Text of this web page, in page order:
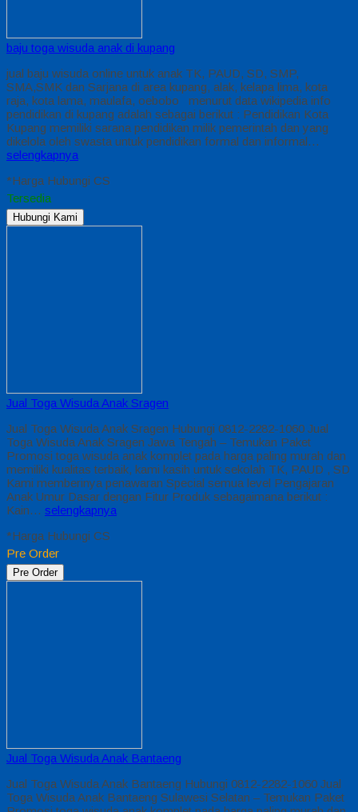
baju toga wisuda anak di kupang
jual baju wisuda online untuk anak TK, PAUD, SD, SMP,
SMA,SMK dan Sarjana di area kupang, alak, kelapa lima, kota
raja, kota lama, maulafa, oebobo menurut data wikipedia info
pendidikan di kupang adalah sebagai berikut : Pendidikan Kota
Kupang memiliki sarana pendidikan milik pemerintah dan yang
dikelola oleh swasta untuk pendidikan formal dan informal…
selengkapnya
*Harga Hubungi CS
Tersedia
Hubungi Kami
Jual Toga Wisuda Anak Sragen
Jual Toga Wisuda Anak Sragen Hubungi 0812-2282-1060 Jual
Toga Wisuda Anak Sragen Jawa Tengah – Temukan Paket
Promosi toga wisuda anak komplet pada harga paling murah dan
memiliki kualitas terbaik, kami kasih untuk sekolah TK, PAUD , SD
Kami memberinya penawaran Special semua level Pengajaran
Anak Umur Dasar dengan Fitur Produk sebagaimana berikut :
Kain… selengkapnya
*Harga Hubungi CS
Pre Order
Pre Order
Jual Toga Wisuda Anak Bantaeng
Jual Toga Wisuda Anak Bantaeng Hubungi 0812-2282-1060 Jual
Toga Wisuda Anak Bantaeng Sulawesi Selatan – Temukan Paket